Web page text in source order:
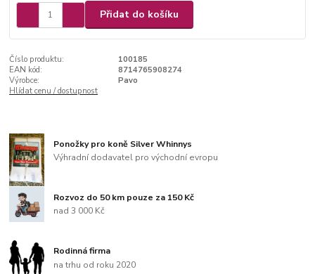
Přidat do košíku
Číslo produktu:
100185
EAN kód:
8714765908274
Výrobce:
Pavo
Hlídat cenu / dostupnost
Ponožky pro koně Silver Whinnys
Výhradní dodavatel pro východní evropu
Rozvoz do 50 km pouze za 150 Kč
nad 3 000 Kč
Rodinná firma
na trhu od roku 2020